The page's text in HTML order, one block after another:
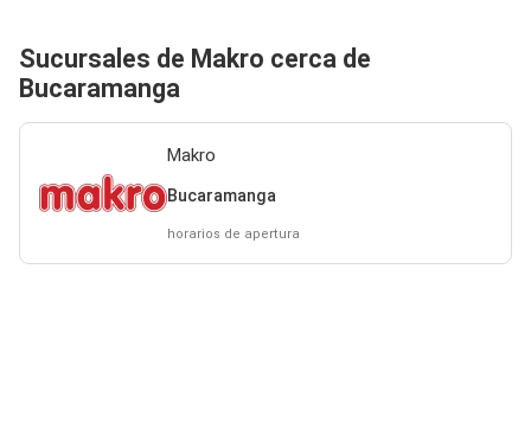
Sucursales de Makro cerca de
Bucaramanga
Makro
Bucaramanga
horarios de apertura